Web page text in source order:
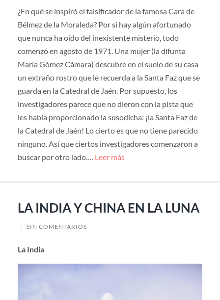
¿En qué se inspiró el falsificador de la famosa Cara de
Bélmez de la Moraleda? Por si hay algún afortunado
que nunca ha oído del inexistente misterio, todo
comenzó en agosto de 1971. Una mujer (la difunta
María Gómez Cámara) descubre en el suelo de su casa
un extraño rostro que le recuerda a la Santa Faz que se
guarda en la Catedral de Jaén. Por supuesto, los
investigadores parece que no dieron con la pista que
les había proporcionado la susodicha: ¡la Santa Faz de
la Catedral de Jaén! Lo cierto es que no tiene parecido
ninguno. Así que ciertos investigadores comenzaron a
buscar por otro lado.… Leer más
LA INDIA Y CHINA EN LA LUNA
/ SIN COMENTARIOS
La India